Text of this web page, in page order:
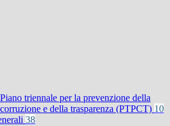
Piano triennale per la prevenzione della
corruzione e della trasparenza (PTPCT) 10
38